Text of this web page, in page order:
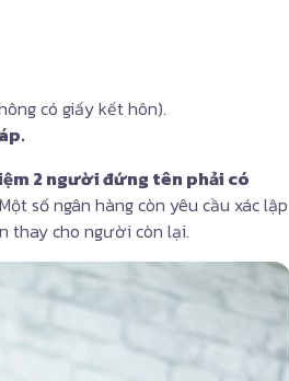
có giấy kết hôn).
2 người đứng tên phải có
số ngân hàng còn yêu cầu xác lập
thay cho người còn lại.